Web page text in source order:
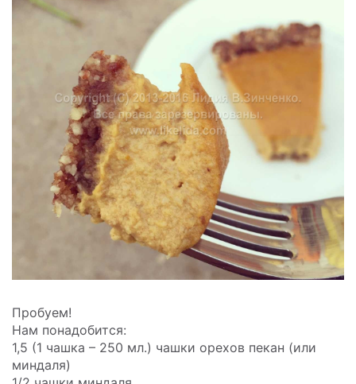
Пробуем!
Нам понадобится:
1,5 (1 чашка – 250 мл.) чашки орехов пекан (или
миндаля)